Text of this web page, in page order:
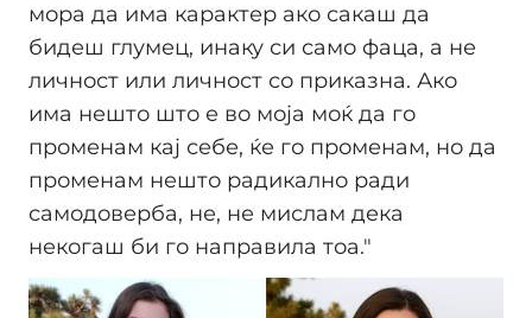
мора да има карактер ако сакаш да
бидеш глумец, инаку си само фаца, а не
личност или личност со приказна. Ако
има нешто што е во моја моќ да го
променам кај себе, ќе го променам, но да
променам нешто радикално ради
самодоверба, не, не мислам дека
некогаш би го направила тоа."